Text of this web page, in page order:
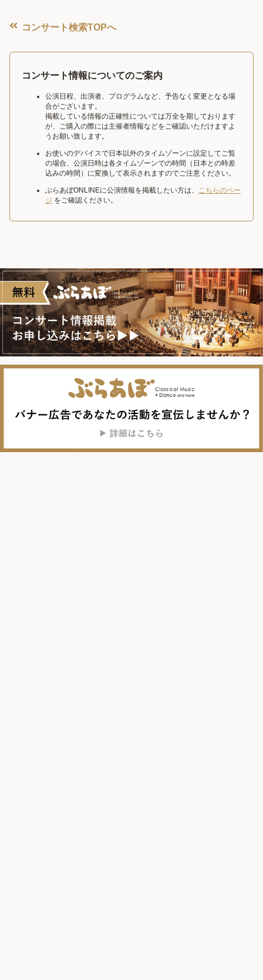
コンサート検索TOPへ
コンサート情報についてのご案内
公演日程、出演者、プログラムなど、予告なく変更となる場
合がございます。
掲載している情報の正確性については万全を期しております
が、ご購入の際には主催者情報などをご確認いただけますよ
うお願い致します。
お使いのデバイスで日本以外のタイムゾーンに設定してご覧
の場合、公演日時は各タイムゾーンでの時間（日本との時差
込みの時間）に変換して表示されますのでご注意ください。
ぶらあぼONLINEに公演情報を掲載したい方は、 こちらのペー
ジ をご確認ください。